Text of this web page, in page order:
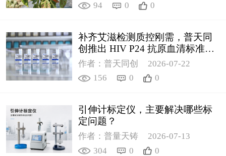
94
0 0
补齐艾滋检测质控刚需，普天同
创推出 HIV P24 抗原血清标准物
质
作者：普天同创
2026-07-22
156
0 0
引伸计标定仪，主要解决哪些标
定问题？
作者：普量天铸
2026-07-13
304
0 0